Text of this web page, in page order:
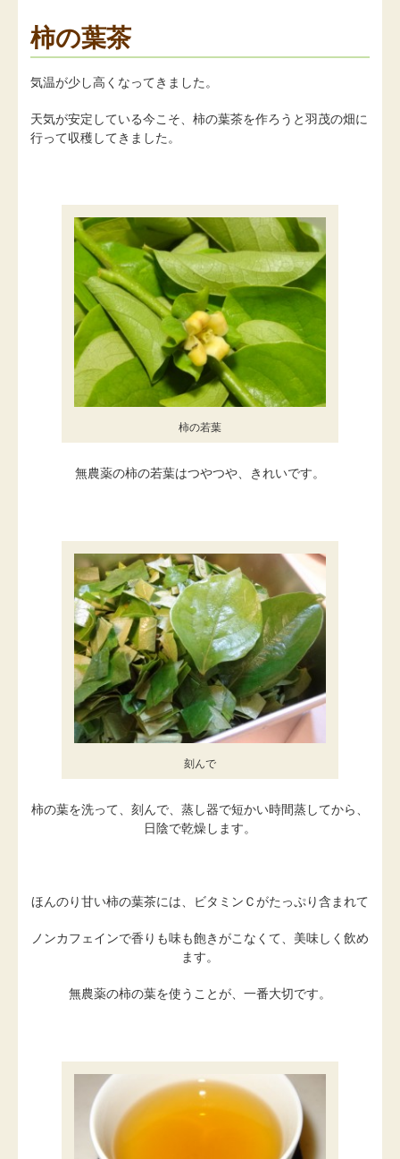
柿の葉茶
気温が少し高くなってきました。
天気が安定している今こそ、柿の葉茶を作ろうと羽茂の畑に
行って収穫してきました。
柿の若葉
無農薬の柿の若葉はつやつや、きれいです。
刻んで
柿の葉を洗って、刻んで、蒸し器で短かい時間蒸してから、
日陰で乾燥します。
ほんのり甘い柿の葉茶には、ビタミンＣがたっぷり含まれて
ノンカフェインで香りも味も飽きがこなくて、美味しく飲め
ます。
無農薬の柿の葉を使うことが、一番大切です。